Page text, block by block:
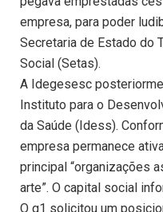
empresa, para poder
Secretaria de Estado do
Social (Setas).
A Idegesesc
Instituto para o
da Saúde (Idess).
empresa permanece
principal “organizações
arte”. O capital social
O g1 solicitou um